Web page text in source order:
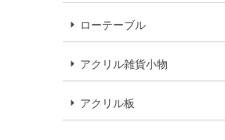
ローテーブル
アクリル雑貨小物
アクリル板